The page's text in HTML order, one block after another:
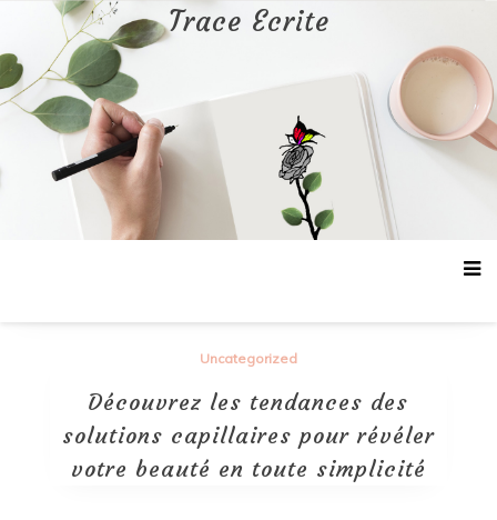
contenu
Trace Ecrite
Uncategorized
Découvrez les tendances des
solutions capillaires pour révéler
votre beauté en toute simplicité